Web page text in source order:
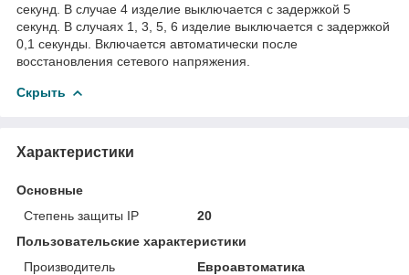
секунд. В случае 4 изделие выключается с задержкой 5
секунд. В случаях 1, 3, 5, 6 изделие выключается с задержкой
0,1 секунды. Включается автоматически после
восстановления сетевого напряжения.
Скрыть
Характеристики
Основные
Степень защиты IP
20
Пользовательские характеристики
Производитель
Евроавтоматика